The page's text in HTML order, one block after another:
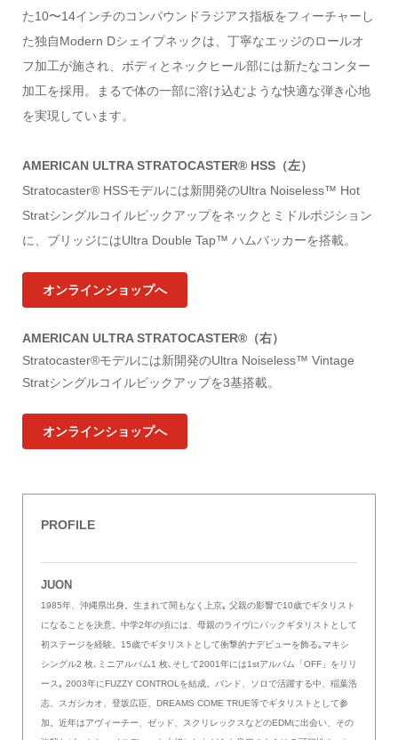
た10〜14インチのコンパウンドラジアス指板をフィーチャーし
た独自Modern Dシェイプネックは、丁寧なエッジのロールオ
フ加工が施され、ボディとネックヒール部には新たなコンター
加工を採用。まるで体の一部に溶け込むような快適な弾き心地
を実現しています。
AMERICAN ULTRA STRATOCASTER® HSS（左）
Stratocaster® HSSモデルには新開発のUltra Noiseless™ Hot
Stratシングルコイルピックアップをネックとミドルポジション
に、ブリッジにはUltra Double Tap™ ハムバッカーを搭載。
オンラインショップへ
AMERICAN ULTRA STRATOCASTER®（右）
Stratocaster®モデルには新開発のUltra Noiseless™ Vintage
Stratシングルコイルピックアップを3基搭載。
オンラインショップへ
PROFILE
JUON
1985年、沖縄県出身。生まれて間もなく上京｡ 父親の影響で10歳でギタリスト
になることを決意。中学2年の頃には、母親のライヴにバックギタリストとして
初ステージを経験。15歳でギタリストとして衝撃的ナデビューを飾る｡マキシ
シングル2 枚､ミニアルバム1 枚､そして2001年には1stアルバム「OFF」をリリ
ース｡ 2003年にFUZZY CONTROLを結成。バンド、ソロで活躍する中、稲葉浩
志、スガシカオ、登坂広臣、DREAMS COME TRUE等でギタリストとして参
加。近年はアヴィーチー、ゼッド、スクリレックスなどのEDMに出会い、その